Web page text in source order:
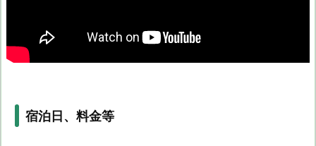
宿泊日、料金等